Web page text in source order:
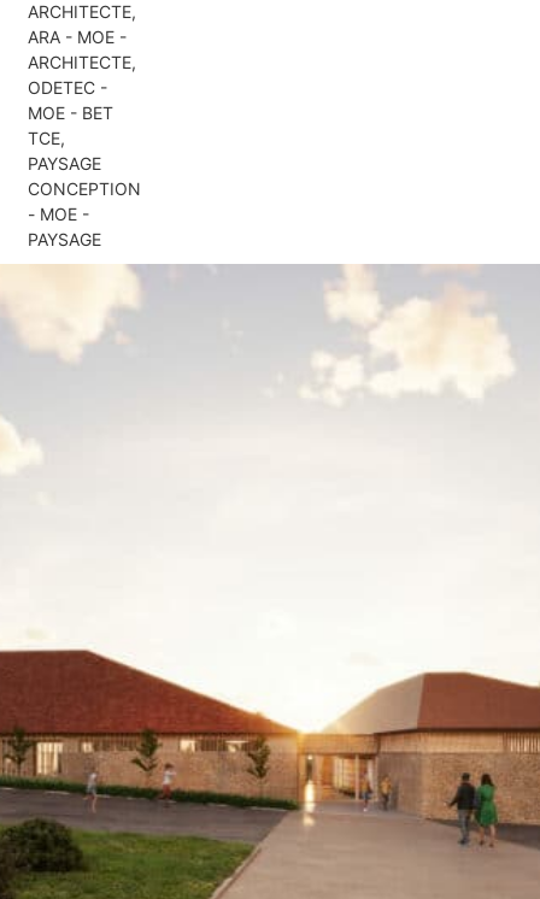
ARCHITECTE,
ARA - MOE -
ARCHITECTE,
ODETEC -
MOE - BET
TCE,
PAYSAGE
CONCEPTION
- MOE -
PAYSAGE